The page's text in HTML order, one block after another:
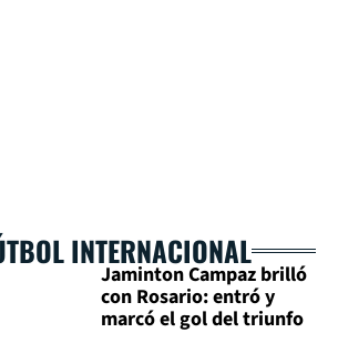
INTERNACIONAL
Jaminton Campaz brilló
con Rosario: entró y
marcó el gol del triunfo